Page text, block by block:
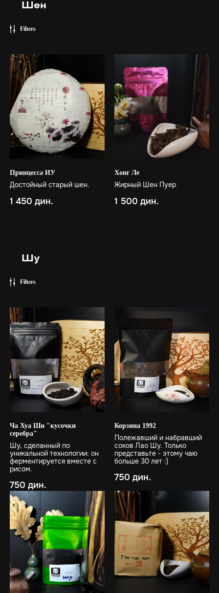
Шен
Filters
Принцесса ИУ
Достойный старый шен.
1 450 дин.
Хонг Ле
Жирный Шен Пуер
1 500 дин.
Шу
Filters
Ча Хуа Ши "кусочки
серебра"
Шу, сделанный по
уникальной технологии: он
ферментируется вместе с
рисом.
750 дин.
Корзина 1992
Полежавший и набравший
соков Лао Шу. Только
представьте - этому чаю
больше 30 лет :)
750 дин.